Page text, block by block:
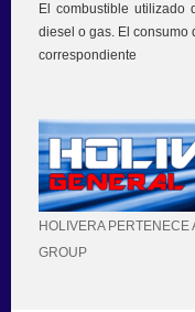
El combustible
diesel o gas. El consumo
correspondiente
HOLIVERA PERTENECE
GROUP